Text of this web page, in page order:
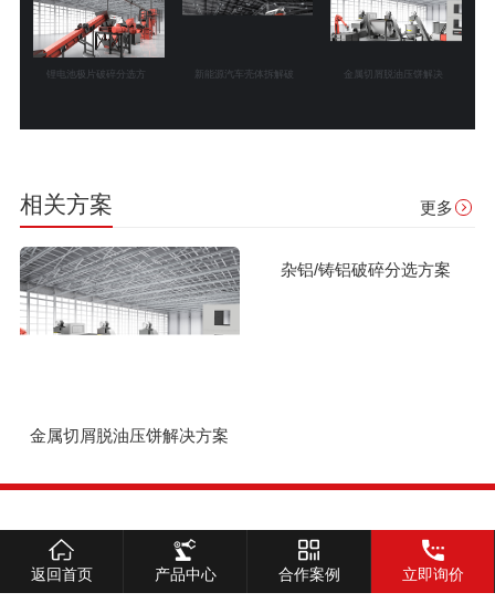
锂电池极片破碎分选方 新能源汽车壳体拆解破 金属切屑脱油压饼解决
相关方案 更多
金属切屑脱油压饼解决方案
解决方案 荣誉证书 生产基地
恩派特江苏环保产业有限公司 版权所有
返回首页 产品中心 合作案例 立即询价